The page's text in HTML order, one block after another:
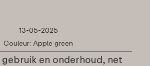
13-05-2025
Couleur: Apple green
gebruik en onderhoud, net